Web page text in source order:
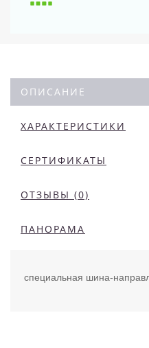
ОПИСАНИЕ
ХАРАКТЕРИСТИКИ
СЕРТИФИКАТЫ
ОТЗЫВЫ (0)
ПАНОРАМА
специальная шина-